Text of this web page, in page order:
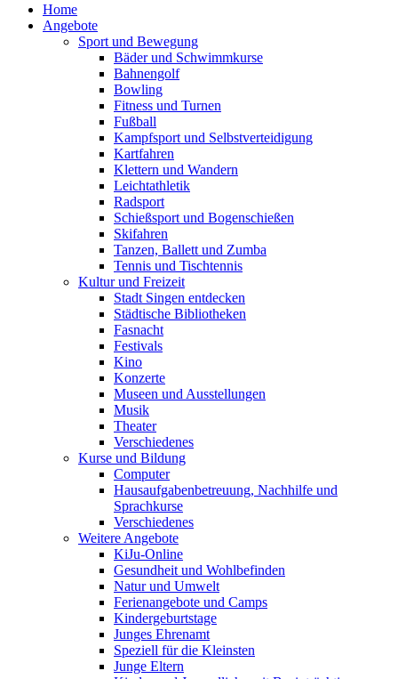
Home
Angebote
Sport und Bewegung
Bäder und Schwimmkurse
Bahnengolf
Bowling
Fitness und Turnen
Fußball
Kampfsport und Selbstverteidigung
Kartfahren
Klettern und Wandern
Leichtathletik
Radsport
Schießsport und Bogenschießen
Skifahren
Tanzen, Ballett und Zumba
Tennis und Tischtennis
Kultur und Freizeit
Stadt Singen entdecken
Städtische Bibliotheken
Fasnacht
Festivals
Kino
Konzerte
Museen und Ausstellungen
Musik
Theater
Verschiedenes
Kurse und Bildung
Computer
Hausaufgabenbetreuung, Nachhilfe und
Sprachkurse
Verschiedenes
Weitere Angebote
KiJu-Online
Gesundheit und Wohlbefinden
Natur und Umwelt
Ferienangebote und Camps
Kindergeburtstage
Junges Ehrenamt
Speziell für die Kleinsten
Junge Eltern